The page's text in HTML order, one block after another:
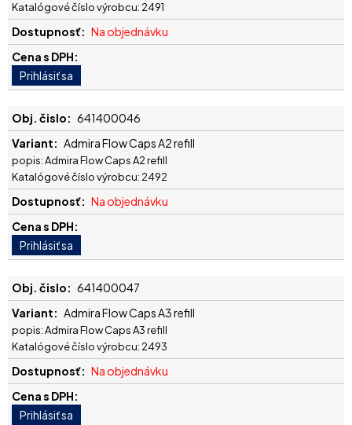
Katalógové číslo výrobcu: 2491
Na objednávku
641400046
Admira Flow Caps A2 refill
popis: Admira Flow Caps A2 refill
Katalógové číslo výrobcu: 2492
Na objednávku
641400047
Admira Flow Caps A3 refill
popis: Admira Flow Caps A3 refill
Katalógové číslo výrobcu: 2493
Na objednávku